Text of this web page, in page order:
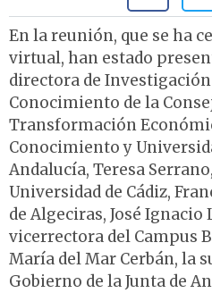
En la reunión, que se ha
virtual, han estado
directora de
Conocimiento de la
Transformación
Conocimiento y
Andalucía, Teresa
Universidad de Cádiz,
de Algeciras, José
vicerrectora del Campus
María del Mar Cerbán, la
Gobierno de la Junta de